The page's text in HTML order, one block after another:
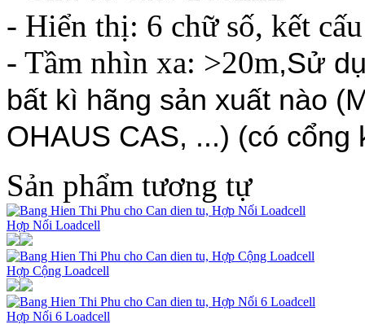
- Hiển thị: 6 chữ số, kết
- Tầm nhìn xa: >20m,Sử
bất kì hãng sản xuất nào
OHAUS CAS, ...) (có cổng
Sản phẩm tương tự
Hợp Nối Loadcell
Hợp Cộng Loadcell
Hợp Nối 6 Loadcell